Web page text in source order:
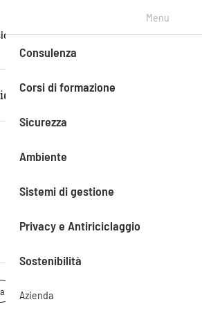
Contatti Entra inmySAEF
Sistemi di gestione
Menu
Consulenza
Corsi di formazione
Sicurezza
Ambiente
Sistemi di gestione
Privacy e Antiriciclaggio
Sostenibilità
Azienda